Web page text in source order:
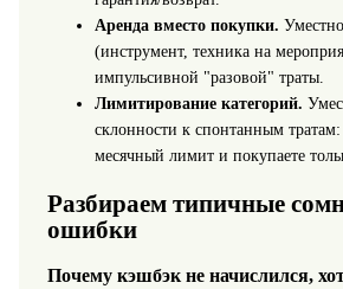
Аренда вместо покупки.
(инструмент, техника на
импульсивной "разовой" траты.
Лимитирование категорий.
склонности к спонтанным
месячный лимит и покупаете
Разбираем типичные
ошибки
Почему кэшбэк не начислился,